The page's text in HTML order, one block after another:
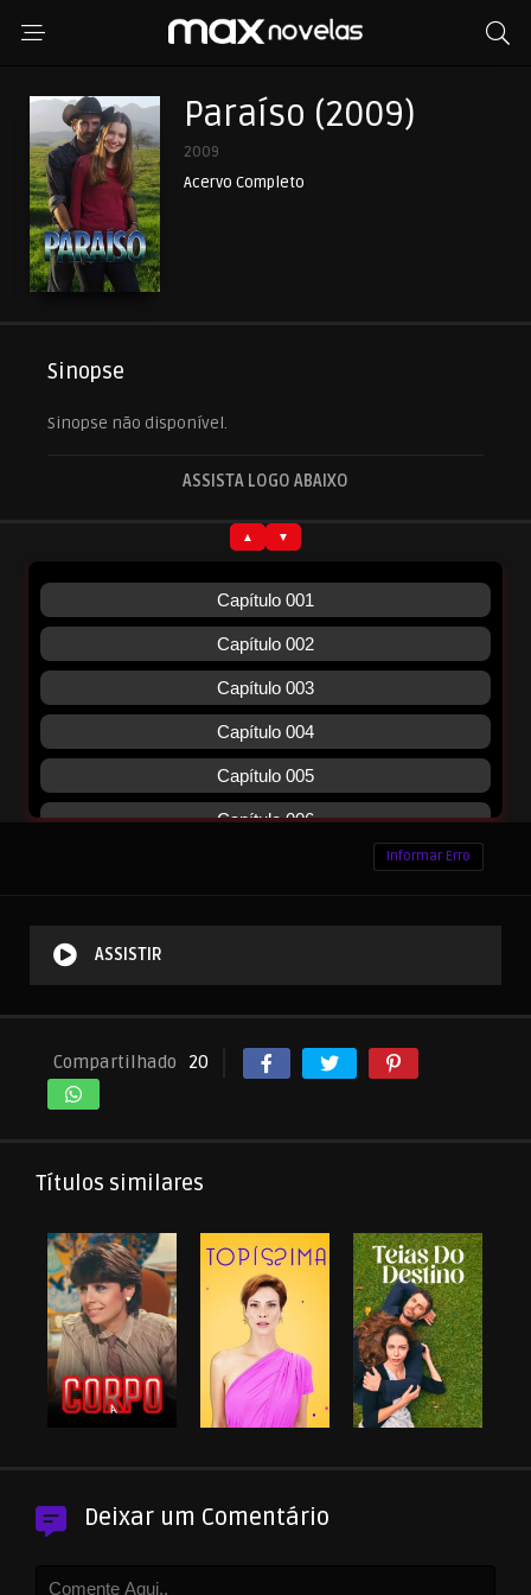
Paraíso (2009)
2009
Acervo Completo
Sinopse
Sinopse não disponível.
ASSISTA LOGO ABAIXO
Informar Erro
ASSISTIR
Compartilhado 20
Títulos similares
Deixar um Comentário